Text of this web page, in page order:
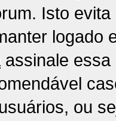
Isto
assinale essa
ou